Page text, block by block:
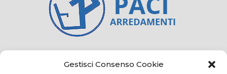
Gestisci Consenso Cookie
Credits Privacy and cookie